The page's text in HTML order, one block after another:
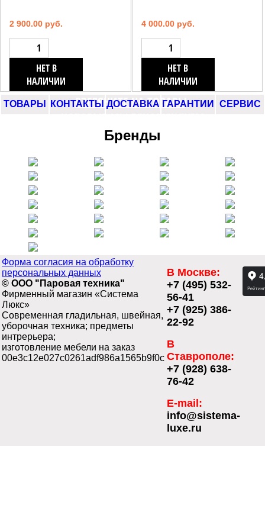
2 900.00 руб.
НЕТ В
НАЛИЧИИ
4 000.00 руб.
НЕТ В
НАЛИЧИИ
ВЗГЛЯНИТЕ НА ТОВАРЫ,
ТОВАРЫ КОНТАКТЫ ДОСТАВКА ГАРАНТИИ СЕРВИС
Бренды
Форма согласия на обработку
персональных данных
© ООО "Паровая техника"
Фирменный магазин «Система
Люкс»
Современная гладильная, швейная,
уборочная техника; предметы
интрерьера;
изготовление мебели на заказ
00e3c12e027c0261adf986a1565b9f0c
В Москве:
+7 (495) 532-
56-41
+7 (925) 386-
22-92
В
Ставрополе:
+7 (928) 638-
76-42
E-mail:
info@sistema-
luxe.ru